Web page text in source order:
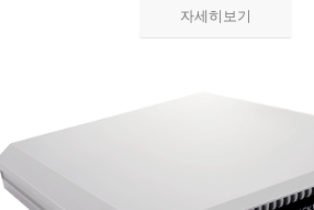
자세히보기